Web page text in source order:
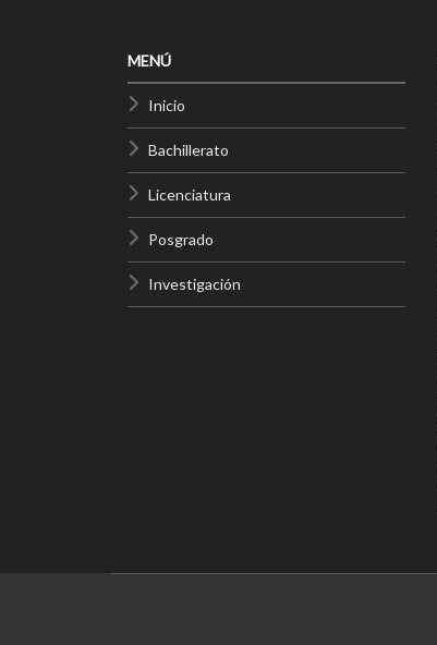
MENÚ
Inicio
Bachillerato
Licenciatura
Posgrado
Investigación